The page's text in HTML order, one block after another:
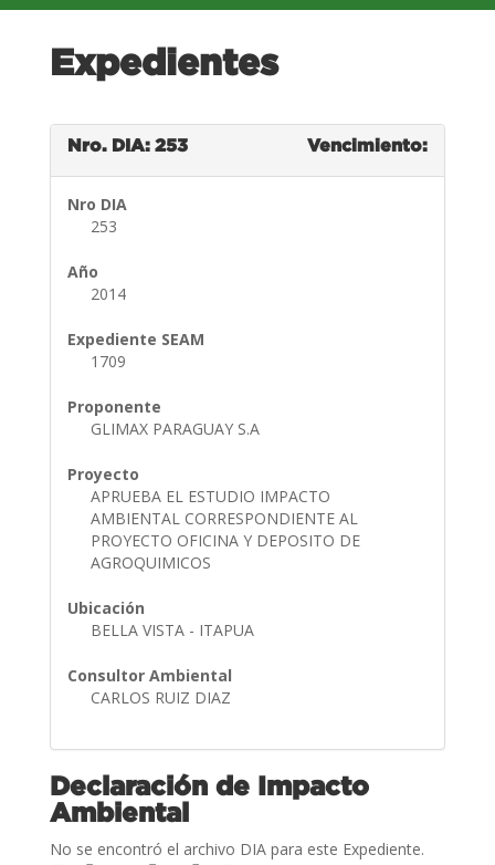
Expedientes
Nro. DIA: 253 Vencimiento:
Nro DIA
253
Año
2014
Expediente SEAM
1709
Proponente
GLIMAX PARAGUAY S.A
Proyecto
APRUEBA EL ESTUDIO IMPACTO
AMBIENTAL CORRESPONDIENTE AL
PROYECTO OFICINA Y DEPOSITO DE
AGROQUIMICOS
Ubicación
BELLA VISTA - ITAPUA
Consultor Ambiental
CARLOS RUIZ DIAZ
Declaración de Impacto
Ambiental
No se encontró el archivo DIA para este Expediente.